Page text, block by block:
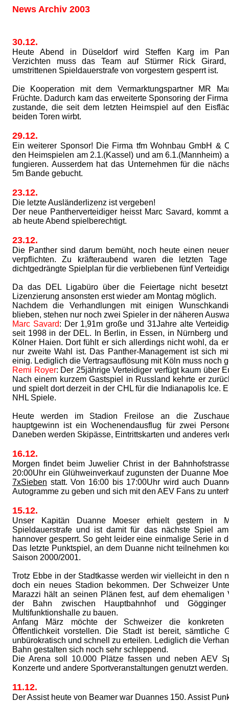
News Archiv 2003
30.12.
Heute Abend in Düseldorf wird Steffen Karg im
Verzichten muss das Team auf Stürmer Rick
umstrittenen Spieldauerstrafe von vorgestern gesperrt ist.
Die Kooperation mit dem Vermarktungspartner MR
Früchte. Dadurch kam das erweiterte Sponsoring der
zustande, die seit dem letzten Heimspiel auf den
beiden Toren wirbt.
29.12.
Ein weiterer Sponsor! Die Firma tfm Wohnbau GmbH &
den Heimspielen am 2.1.(Kassel) und am 6.1.(Mannheim)
fungieren. Ausserdem hat das Unternehmen für die
5m Bande gebucht.
23.12.
Die letzte Ausländerlizenz ist vergeben!
Der neue Pantherverteidiger heisst Marc Savard, kommt
ab heute Abend spielberechtigt.
23.12.
Die Panther sind darum bemüht, noch heute einen
verpflichten. Zu kräfteraubend waren die letzten
dichtgedrängte Spielplan für die verbliebenen fünf
Da das DEL Ligabüro über die Feiertage nicht
Lizenzierung ansonsten erst wieder am Montag möglich.
Nachdem die Verhandlungen mit einigen
blieben, stehen nur noch zwei Spieler in der näheren
Marc Savard: Der 1,91m große und 31Jahre alte
seit 1998 in der DEL. In Berlin, in Essen, in Nürnberg
Kölner Haien. Dort fühlt er sich allerdings nicht wohl, da
nur zweite Wahl ist. Das Panther-Management ist sich
einig. Lediglich die Vertragsauflösung mit Köln muss noch
Remi Royer: Der 25jährige Verteidiger verfügt kaum über
Nach einem kurzem Gastspiel in Russland kehrte er
und spielt dort derzeit in der CHL für die Indianapolis Ice.
NHL Spiele.
Heute werden im Stadion Freilose an die
hauptgewinn ist ein Wochenendausflug für zwei
Daneben werden Skipässe, Eintrittskarten und anderes
16.12.
Morgen findet beim Juwelier Christ in der
20:00Uhr ein Glühweinverkauf zugunsten der Duanne
7xSieben statt. Von 16:00 bis 17:00Uhr wird auch
Autogramme zu geben und sich mit den AEV Fans zu
15.12.
Unser Kapitän Duanne Moeser erhielt gestern in
Spieldauerstrafe und ist damit für das nächste Spiel
hannover gesperrt. So geht leider eine einmalige Serie in
Das letzte Punktspiel, an dem Duanne nicht teilnehmen
Saison 2000/2001.
Trotz Ebbe in der Stadtkasse werden wir vielleicht in den
doch ein neues Stadion bekommen. Der Schweizer
Marazzi hält an seinen Plänen fest, auf dem ehemaligen
der Bahn zwischen Hauptbahnhof und
Multifunktionshalle zu bauen.
Anfang März möchte der Schweizer die konkreten
Öffentlichkeit vorstellen. Die Stadt ist bereit, sämtliche
unbürokratisch und schnell zu erteilen. Lediglich die
Bahn gestalten sich noch sehr schleppend.
Die Arena soll 10.000 Plätze fassen und neben AEV
Konzerte und andere Sportveranstaltungen genutzt werden.
11.12.
Der Assist heute von Beamer war Duannes 150. Assist